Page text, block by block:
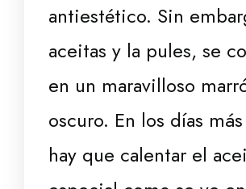
antiestético. Sin
aceitas y la pules, se
en un maravilloso
oscuro. En los días
hay que calentar el